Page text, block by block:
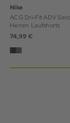
Nike
ACG Dri-Fit ADV
Herren Laufshorts
74,99 €